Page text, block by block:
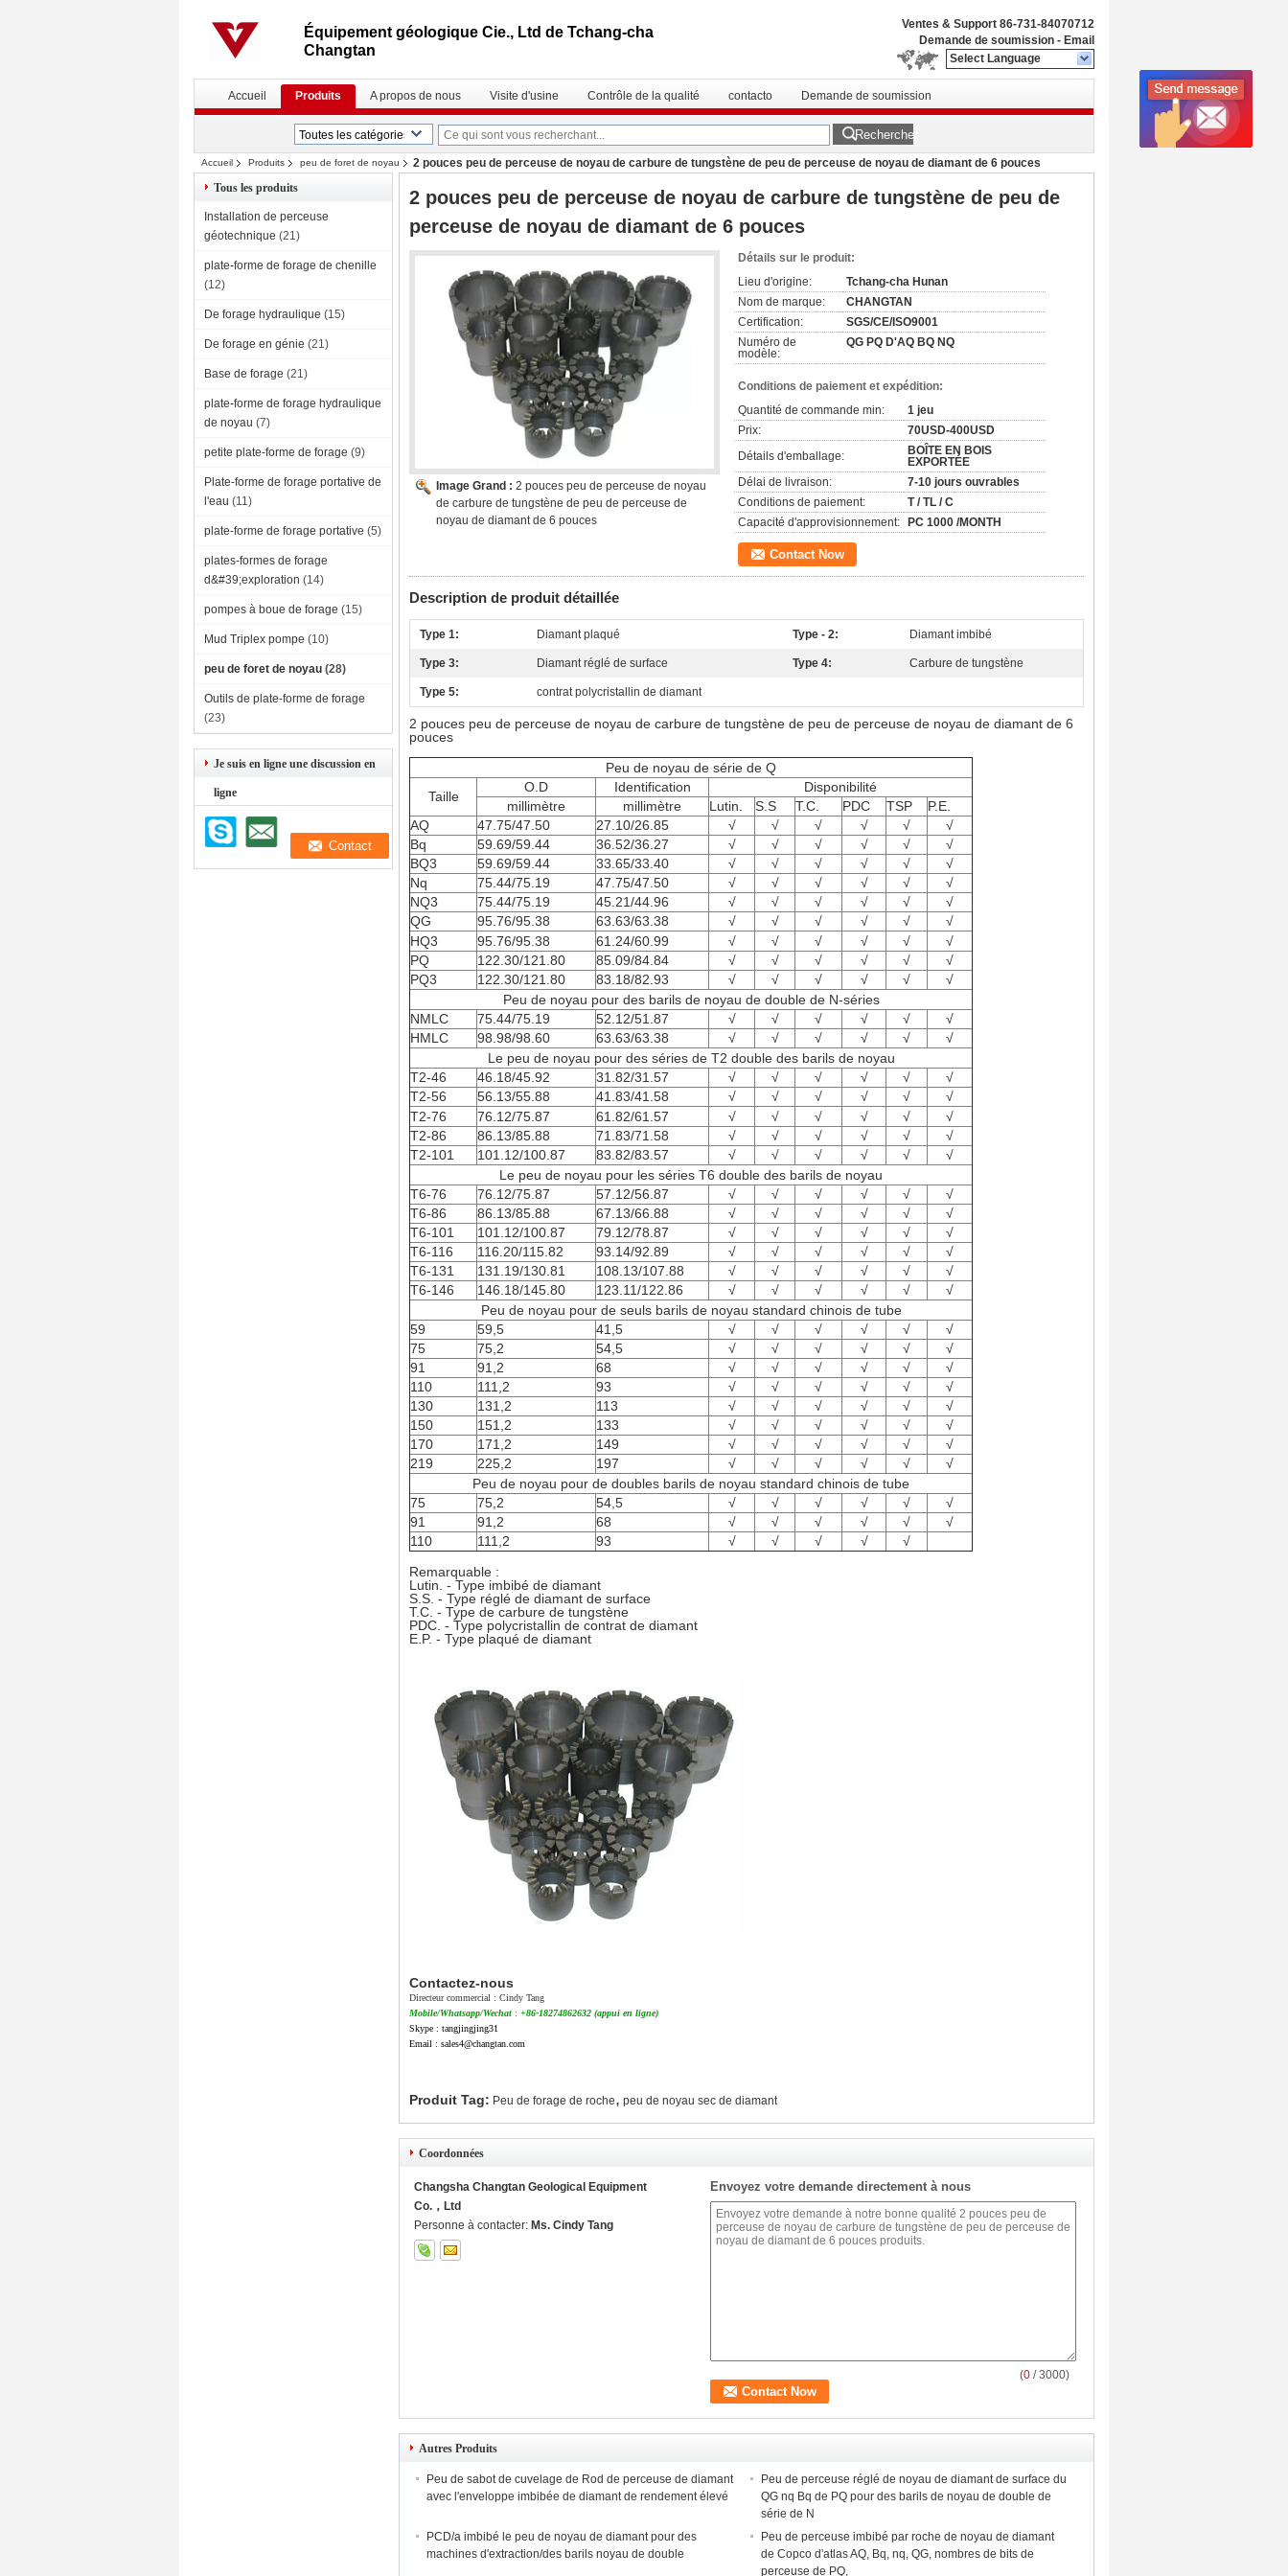
Équipement géologique Cie., Ltd de Tchang-cha
Changtan
Ventes & Support 86-731-84070712
Demande de soumission - Email
Select Language
Accueil Produits A propos de nous Visite d'usine Contrôle de la qualité contacto Demande de soumission
Rechercher
Accueil Produits peu de foret de noyau
2 pouces peu de perceuse de noyau de carbure de tungstène de peu de perceuse de noyau de diamant de 6 pouces
Tous les produits
Installation de perceuse
géotechnique (21)
plate-forme de forage de chenille
(12)
De forage hydraulique (15)
De forage en génie (21)
Base de forage (21)
plate-forme de forage hydraulique
de noyau (7)
petite plate-forme de forage (9)
Plate-forme de forage portative de
l'eau (11)
plate-forme de forage portative (5)
plates-formes de forage
d&#39;exploration (14)
pompes à boue de forage (15)
Mud Triplex pompe (10)
peu de foret de noyau (28)
Outils de plate-forme de forage
(23)
Je suis en ligne une discussion en
ligne
2 pouces peu de perceuse de noyau de carbure de tungstène de peu de
perceuse de noyau de diamant de 6 pouces
Image Grand : 2 pouces peu de perceuse de noyau
de carbure de tungstène de peu de perceuse de
noyau de diamant de 6 pouces
Détails sur le produit:
Lieu d'origine:
Tchang-cha Hunan
Nom de marque:
CHANGTAN
Certification:
SGS/CE/ISO9001
Numéro de
modèle:
QG PQ D'AQ BQ NQ
Conditions de paiement et expédition:
Quantité de commande min:
1 jeu
Prix:
70USD-400USD
Détails d'emballage:
BOÎTE EN BOIS
EXPORTÉE
Délai de livraison:
7-10 jours ouvrables
Conditions de paiement:
T / TL / C
Capacité d'approvisionnement:
PC 1000 /MONTH
Contact Now
Description de produit détaillée
Type 1: Diamant plaqué Type - 2: Diamant imbibé
Type 3: Diamant réglé de surface Type 4: Carbure de tungstène
Type 5: contrat polycristallin de diamant
2 pouces peu de perceuse de noyau de carbure de tungstène de peu de perceuse de noyau de diamant de 6
pouces
Peu de noyau de série de Q
Taille
O.D Identification
Disponibilité
millimètre
millimètre Lutin. S.S T.C. PDC TSP
P.E.
AQ
47.75/47.50 27.10/26.85 √ √ √ √ √
√
Bq
59.69/59.44 36.52/36.27 √ √ √ √ √
√
BQ3
59.69/59.44 33.65/33.40 √ √ √ √ √
√
Nq
75.44/75.19 47.75/47.50 √ √ √ √ √
√
NQ3
75.44/75.19 45.21/44.96 √ √ √ √ √
√
QG
95.76/95.38 63.63/63.38 √ √ √ √ √
√
HQ3
95.76/95.38 61.24/60.99 √ √ √ √ √
√
PQ
122.30/121.80 85.09/84.84 √ √ √ √ √
√
PQ3
122.30/121.80 83.18/82.93 √ √ √ √ √
√
Peu de noyau pour des barils de noyau de double de N-séries
NMLC
75.44/75.19 52.12/51.87 √ √ √ √ √
√
HMLC
98.98/98.60 63.63/63.38 √ √ √ √ √
√
Le peu de noyau pour des séries de T2 double des barils de noyau
T2-46
46.18/45.92 31.82/31.57 √ √ √ √ √
√
T2-56
56.13/55.88 41.83/41.58 √ √ √ √ √
√
T2-76
76.12/75.87 61.82/61.57 √ √ √ √ √
√
T2-86
86.13/85.88 71.83/71.58 √ √ √ √ √
√
T2-101
101.12/100.87 83.82/83.57 √ √ √ √ √
√
Le peu de noyau pour les séries T6 double des barils de noyau
T6-76
76.12/75.87 57.12/56.87 √ √ √ √ √
√
T6-86
86.13/85.88 67.13/66.88 √ √ √ √ √
√
T6-101
101.12/100.87 79.12/78.87 √ √ √ √ √
√
T6-116
116.20/115.82 93.14/92.89 √ √ √ √ √
√
T6-131
131.19/130.81 108.13/107.88 √ √ √ √ √
√
T6-146
146.18/145.80 123.11/122.86 √ √ √ √ √
√
Peu de noyau pour de seuls barils de noyau standard chinois de tube
59
59,5 41,5 √ √ √ √ √
√
75
75,2 54,5 √ √ √ √ √
√
91
91,2 68 √ √ √ √ √
√
110
111,2 93 √ √ √ √ √
√
130
131,2 113 √ √ √ √ √
√
150
151,2 133 √ √ √ √ √
√
170
171,2 149 √ √ √ √ √
√
219
225,2 197 √ √ √ √ √
√
Peu de noyau pour de doubles barils de noyau standard chinois de tube
75
75,2 54,5 √ √ √ √ √
√
91
91,2 68 √ √ √ √ √
√
110
111,2 93 √ √ √ √
√
Remarquable :
Lutin. - Type imbibé de diamant
S.S. - Type réglé de diamant de surface
T.C. - Type de carbure de tungstène
PDC. - Type polycristallin de contrat de diamant
E.P. - Type plaqué de diamant
Contactez-nous
Directeur commercial : Cindy Tang
Mobile/Whatsapp/Wechat : +86-18274862632 (appui en ligne)
Skype : tangjingjing31
Email : sales4@changtan.com
Produit Tag: Peu de forage de roche, peu de noyau sec de diamant
Coordonnées
Changsha Changtan Geological Equipment
Co.，Ltd
Personne à contacter: Ms. Cindy Tang
Envoyez votre demande directement à nous
(0 / 3000)
Autres Produits
Peu de sabot de cuvelage de Rod de perceuse de diamant
avec l'enveloppe imbibée de diamant de rendement élevé
Peu de perceuse réglé de noyau de diamant de surface du
QG nq Bq de PQ pour des barils de noyau de double de
série de N
PCD/a imbibé le peu de noyau de diamant pour des
machines d'extraction/des barils noyau de double
Peu de perceuse imbibé par roche de noyau de diamant
de Copco d'atlas AQ, Bq, nq, QG, nombres de bits de
perceuse de PQ,